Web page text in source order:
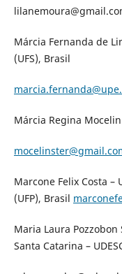
Márcia Fernanda de
(UFS), Brasil
Márcia Regina Mocelin
Marcone Felix Costa –
(UFP), Brasil
Maria Laura
Santa Catarina –